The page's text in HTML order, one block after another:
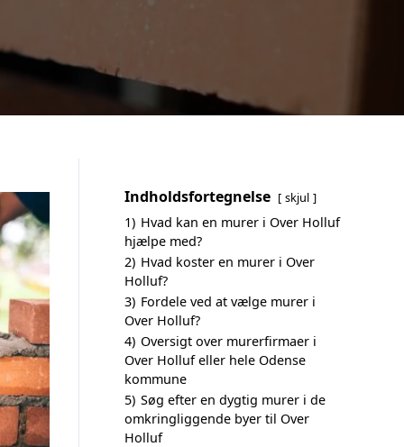
Indholdsfortegnelse skjul
1) Hvad kan en murer i Over Holluf
hjælpe med?
2) Hvad koster en murer i Over
Holluf?
3) Fordele ved at vælge murer i
Over Holluf?
4) Oversigt over murerfirmaer i
Over Holluf eller hele Odense
kommune
5) Søg efter en dygtig murer i de
omkringliggende byer til Over
Holluf